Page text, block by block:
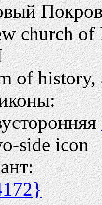
church of
of history,
side icon